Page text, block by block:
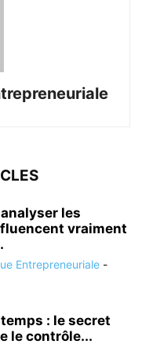
les
vraiment
Entrepreneuriale -
: le secret
le contrôle...